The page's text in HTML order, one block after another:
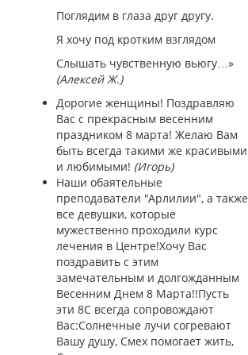
Поглядим в глаза друг другу.
Я хочу под кротким взглядом
Слышать чувственную вьюгу…»
(Алексей Ж.)
Дорогие женщины! Поздравляю
Вас с прекрасным весенним
праздником 8 марта! Желаю Вам
быть всегда такими же красивыми
и любимыми! (Игорь)
Наши обаятельные
преподаватели "Арлилии", а также
все девушки, которые
мужественно проходили курс
лечения в Центре!Хочу Вас
поздравить с этим
замечательным и долгожданным
Весенним Днем 8 Марта!!Пусть
эти 8С всегда сопровождают
Вас:Солнечные лучи согревают
Вашу душу, Смех помогает жить,